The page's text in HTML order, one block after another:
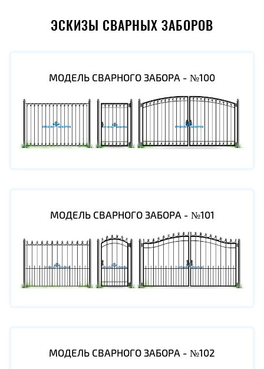
ЭСКИЗЫ СВАРНЫХ ЗАБОРОВ
МОДЕЛЬ СВАРНОГО ЗАБОРА - №100
МОДЕЛЬ СВАРНОГО ЗАБОРА - №101
МОДЕЛЬ СВАРНОГО ЗАБОРА - №102